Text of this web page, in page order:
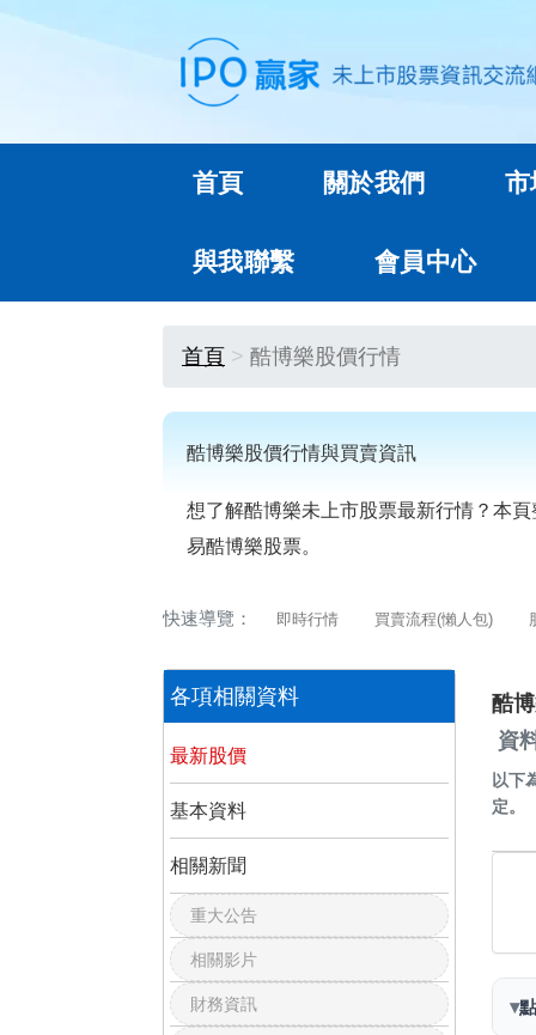
首頁 關於我們 市
與我聯繫 會員中心
首頁 酷博樂股價行情
酷博樂股價行情與買賣資訊
想了解酷博樂未上市股票最新行情？本
易酷博樂股票。
快速導覽： 即時行情 買賣流程(懶人包)
各項相關資料
最新股價
基本資料
相關新聞
重大公告
相關影片
財務資訊
酷
資
以下
定。
▾